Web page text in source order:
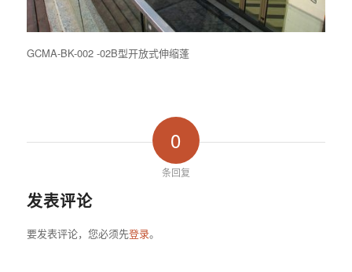
GCMA-BK-002 -02B型开放式伸缩蓬
0
条回复
发表评论
要发表评论，您必须先登录。